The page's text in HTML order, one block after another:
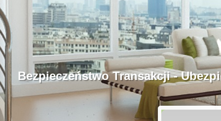
Profesjonalne Pośrednictwo
Bezpieczeństwo Transakcji -
Licencjonowani Pośrednicy